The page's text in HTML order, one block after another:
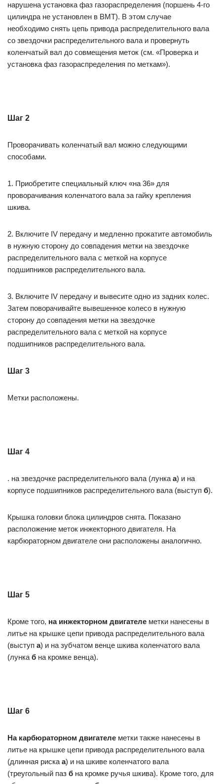
нарушена установка фаз газораспределения (поршень 4-го
цилиндра не установлен в ВМТ). В этом случае
необходимо снять цепь привода распределительного вала
со звездочки распределительного вала и провернуть
коленчатый вал до совмещения меток (см. «Проверка и
установка фаз газораспределения по меткам»).
Шаг 2
Проворачивать коленчатый вал можно следующими
способами.
1. Приобретите специальный ключ «на 36» для
проворачивания коленчатого вала за гайку крепления
шкива.
2. Включите IV передачу и медленно прокатите автомобиль
в нужную сторону до совпадения метки на звездочке
распределительного вала с меткой на корпусе
подшипников распределительного вала.
3. Включите IV передачу и вывесите одно из задних колес.
Затем поворачивайте вывешенное колесо в нужную
сторону до совпадения метки на звездочке
распределительного вала с меткой на корпусе
подшипников распределительного вала.
Шаг 3
Метки расположены.
Шаг 4
. на звездочке распределительного вала (лунка а) и на
корпусе подшипников распределительного вала (выступ б).
Крышка головки блока цилиндров снята. Показано
расположение меток инжекторного двигателя. На
карбюраторном двигателе они расположены аналогично.
Шаг 5
Кроме того, на инжекторном двигателе метки нанесены в
литье на крышке цепи привода распределительного вала
(выступ а) и на зубчатом венце шкива коленчатого вала
(лунка б на кромке венца).
Шаг 6
На карбюраторном двигателе метки также нанесены в
литье на крышке цепи привода распределительного вала
(длинная риска а) и на шкиве коленчатого вала
(треугольный паз б на кромке ручья шкива). Кроме того, для